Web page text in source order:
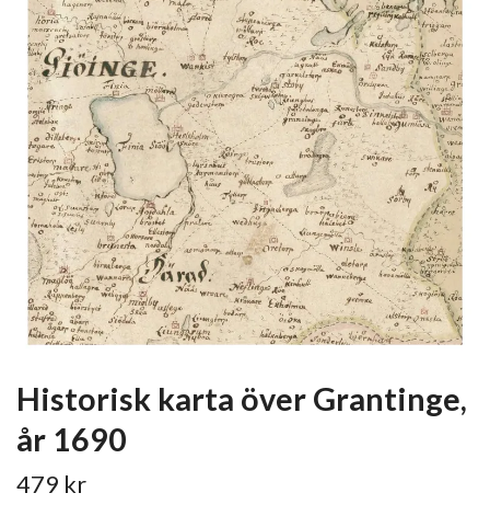
Historisk karta över Grantinge,
år 1690
479 kr